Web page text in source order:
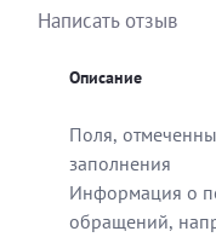
Написать отзыв
Описание
Поля,
заполнения
Информация о
обращений,